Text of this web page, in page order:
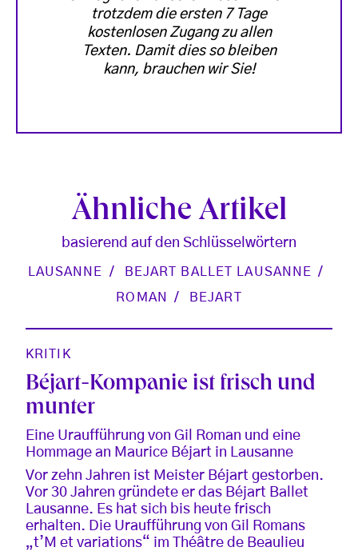
trotzdem die ersten 7 Tage
kostenlosen Zugang zu allen
Texten. Damit dies so bleiben
kann, brauchen wir Sie!
Ähnliche Artikel
basierend auf den Schlüsselwörtern
LAUSANNE
BEJART BALLET LAUSANNE
ROMAN
BEJART
KRITIK
Béjart-Kompanie ist frisch und
munter
Eine Uraufführung von Gil Roman und eine
Hommage an Maurice Béjart in Lausanne
Vor zehn Jahren ist Meister Béjart gestorben.
Vor 30 Jahren gründete er das Béjart Ballet
Lausanne. Es hat sich bis heute frisch
erhalten. Die Uraufführung von Gil Romans
„t’M et variations“ im Théâtre de Beaulieu